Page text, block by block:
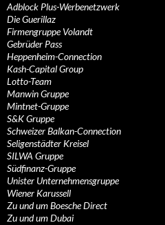
Adblock Plus-Werbenetzwerk
Die Guerillaz
Firmengruppe Volandt
Gebrüder Pass
Heppenheim-Connection
Kash-Capital Group
Lotto-Team
Manwin Gruppe
Mintnet-Gruppe
S&K Gruppe
Schweizer Balkan-Connection
Seligenstädter Kreisel
SILWA Gruppe
Südfinanz-Gruppe
Unister Unternehmensgruppe
Wiener Karussell
Zu und um Boesche Direct
Zu und um Dubai